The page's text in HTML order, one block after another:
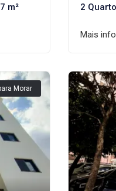
m² 2
Mais
Morar